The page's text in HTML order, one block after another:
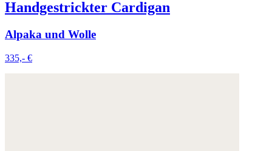
Handgestrickter Cardigan
Alpaka und Wolle
335,- €